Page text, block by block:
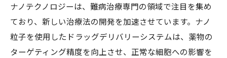
患者の未来を変える難病治療専門の挑戦
患者中心の治療開発と革新
治療技術の進化がもたらす生活変革
ナノテクノロジーは、難病治療専門の領域で注目を集め
ており、新しい治療法の開発を加速させています。ナノ
粒子を使用したドラッグデリバリーシステムは、薬物の
ターゲティング精度を向上させ、正常な細胞への影響を